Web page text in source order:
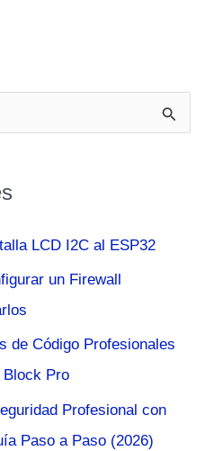
LCD I2C al ESP32
un Firewall
de Código Profesionales
Block Pro
Profesional con
Paso a Paso (2026)